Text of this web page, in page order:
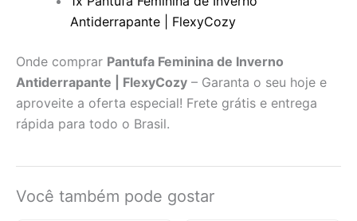
Antiderrapante | FlexyCozy
Onde comprar Pantufa Feminina de Inverno
Antiderrapante | FlexyCozy – Garanta o seu hoje e
aproveite a oferta especial! Frete grátis e entrega
rápida para todo o Brasil.
Você também pode gostar